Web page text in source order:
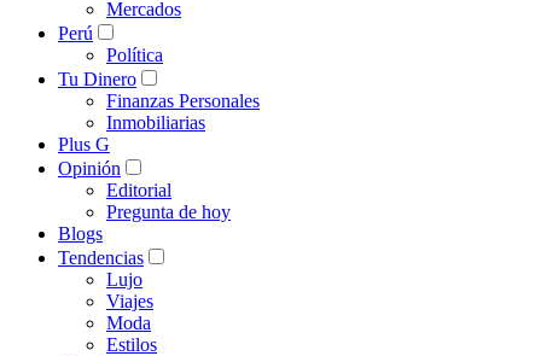
Mercados
Perú
Política
Tu Dinero
Finanzas Personales
Inmobiliarias
Plus G
Opinión
Editorial
Pregunta de hoy
Blogs
Tendencias
Lujo
Viajes
Moda
Estilos